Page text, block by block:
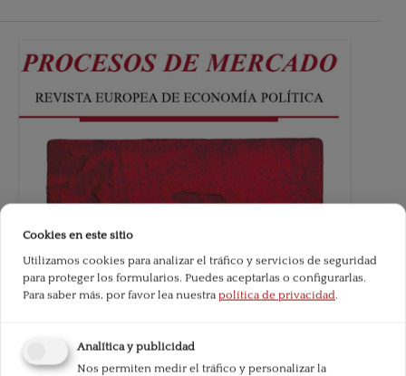
Cookies en este sitio
Utilizamos cookies para analizar el tráfico y servicios de seguridad
para proteger los formularios. Puedes aceptarlas o configurarlas.
Para saber más, por favor lea nuestra política de privacidad.
Analítica y publicidad
Nos permiten medir el tráfico y personalizar la